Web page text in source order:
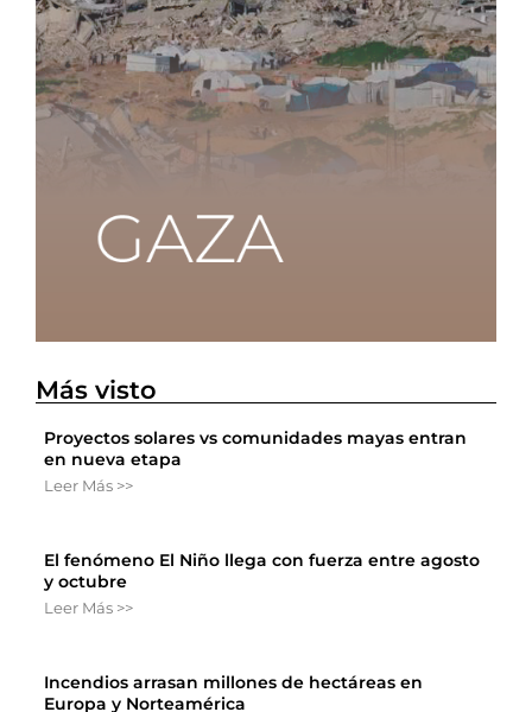
Más visto
Proyectos solares vs comunidades mayas entran
en nueva etapa
Leer Más >>
El fenómeno El Niño llega con fuerza entre agosto
y octubre
Leer Más >>
Incendios arrasan millones de hectáreas en
Europa y Norteamérica